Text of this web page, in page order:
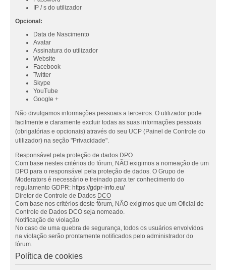
IP / s do utilizador
Opcional:
Data de Nascimento
Avatar
Assinatura do utilizador
Website
Facebook
Twitter
Skype
YouTube
Google +
Não divulgamos informações pessoais a terceiros. O utilizador pode
facilmente e claramente excluir todas as suas informações pessoais
(obrigatórias e opcionais) através do seu UCP (Painel de Controle do
utilizador) na seção "Privacidade".
Responsável pela proteção de dados DPO
Com base nestes critérios do fórum, NÃO exigimos a nomeação de um
DPO para o responsável pela proteção de dados. O Grupo de
Moderators é necessário e treinado para ter conhecimento do
regulamento GDPR: https://gdpr-info.eu/
Diretor de Controle de Dados DCO
Com base nos critérios deste fórum, NÃO exigimos que um Oficial de
Controle de Dados DCO seja nomeado.
Notificação de violação
No caso de uma quebra de segurança, todos os usuários envolvidos
na violação serão prontamente notificados pelo administrador do
fórum.
Política de cookies